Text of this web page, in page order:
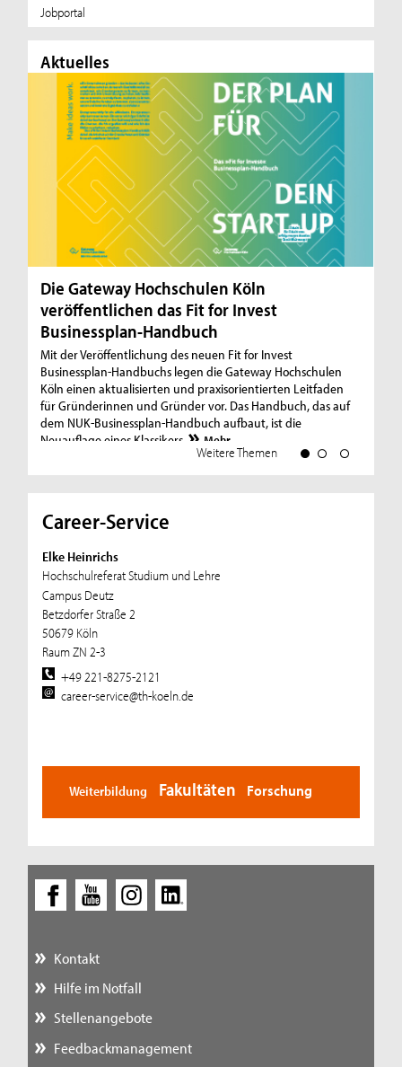
Jobportal
Aktuelles
Die Gateway Hochschulen Köln
veröffentlichen das Fit for Invest
Businessplan-Handbuch
Mit der Veröffentlichung des neuen Fit for Invest
Businessplan-Handbuchs legen die Gateway Hochschulen
Köln einen aktualisierten und praxisorientierten Leitfaden
für Gründerinnen und Gründer vor. Das Handbuch, das auf
dem NUK-Businessplan-Handbuch aufbaut, ist die
Neuauflage eines Klassikers.
Mehr
Weitere Themen
Career-Service
Elke Heinrichs
Hochschulreferat Studium und Lehre
Campus Deutz
Betzdorfer Straße 2
50679 Köln
Raum ZN 2-3
+49 221-8275-2121
career-service@th-koeln.de
Weiterbildung Fakultäten Forschung
Kontakt
Hilfe im Notfall
Stellenangebote
Feedbackmanagement